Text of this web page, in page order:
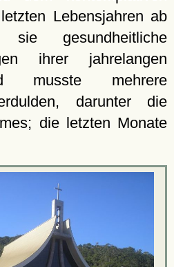
Lebensjahren ab
gesundheitliche
ihrer jahrelangen
musste mehrere
darunter die
die letzten Monate